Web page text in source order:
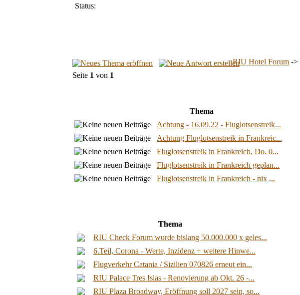
Status:
RIU Hotel Forum ->
Seite 1 von 1
Thema
Achtung - 16.09.22 - Fluglotsenstreik...
Achtung Fluglotsenstreik in Frankreic...
Fluglotsenstreik in Frankreich, Do. 0...
Fluglotsenstreik in Frankreich geplan...
Fluglotsenstreik in Frankreich - nix ...
Thema
RIU Check Forum wurde bislang 50.000.000 x geles...
6.Teil, Corona - Werte, Inzidenz + weitere Hinwe...
Flugverkehr Catania / Sizilien 070826 erneut ein...
RIU Palace Tres Islas - Renovierung ab Okt. 26 -...
RIU Plaza Broadway, Eröffnung soll 2027 sein, so...